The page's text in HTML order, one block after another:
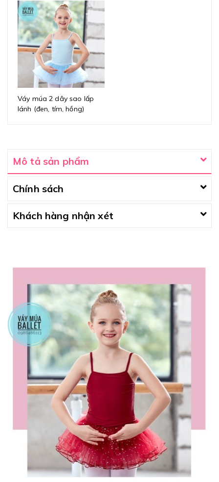
Váy múa 2 dây sao lấp
lánh (đen, tím, hồng)
Mô tả sản phẩm
Chính sách
Khách hàng nhận xét